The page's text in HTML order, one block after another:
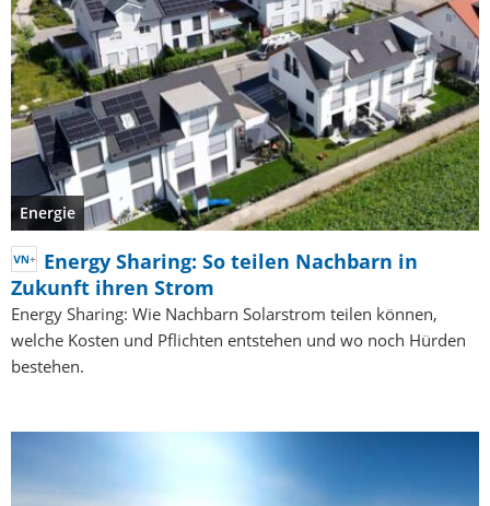
Energie
Energy Sharing: So teilen Nachbarn in
Zukunft ihren Strom
Energy Sharing: Wie Nachbarn Solarstrom teilen können,
welche Kosten und Pflichten entstehen und wo noch Hürden
bestehen.